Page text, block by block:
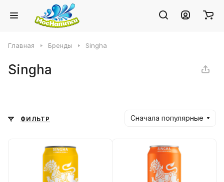
Главная Бренды Singha
Singha
ФИЛЬТР Сначала популярные